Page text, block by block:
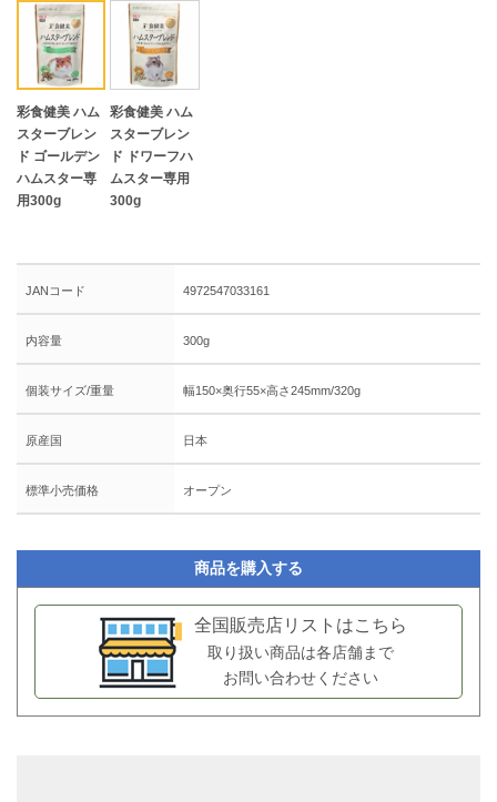
彩食健美 ハム
スターブレン
ド ゴールデン
ハムスター専
用300g
彩食健美 ハム
スターブレン
ド ドワーフハ
ムスター専用
300g
JANコード 4972547033161
内容量 300g
個装サイズ/重量 幅150×奥行55×高さ245mm/320g
原産国 日本
標準小売価格 オープン
商品を購入する
全国販売店リストはこちら
取り扱い商品は各店舗まで
お問い合わせください